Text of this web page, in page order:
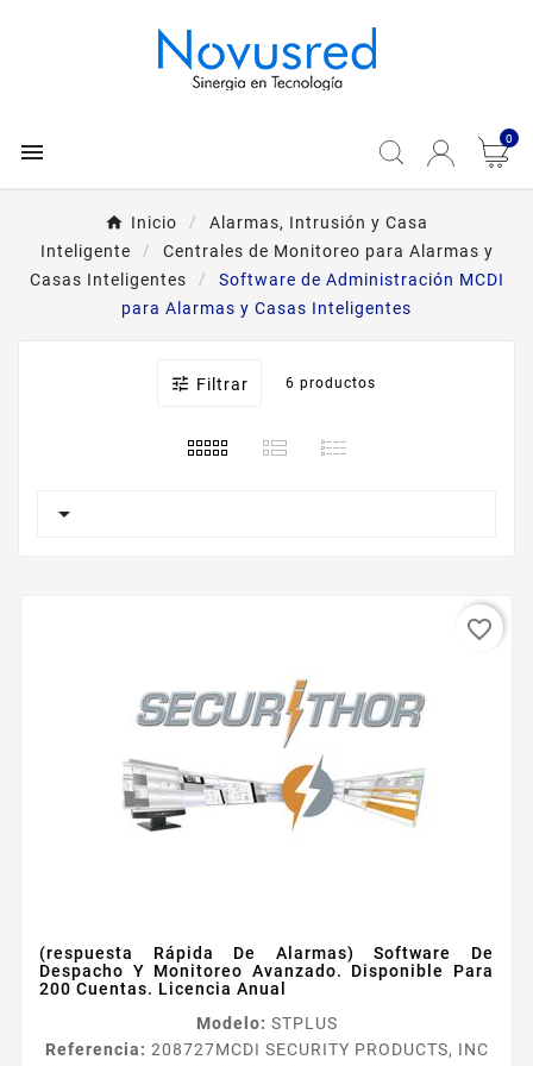
 0
Inicio
Alarmas, Intrusión y Casa
Inteligente
Centrales de Monitoreo para Alarmas y
Casas Inteligentes
Software de Administración MCDI
para Alarmas y Casas Inteligentes
 Filtrar 6 productos

(respuesta Rápida De Alarmas) Software De
Despacho Y Monitoreo Avanzado. Disponible Para
200 Cuentas. Licencia Anual
Modelo: STPLUS
Referencia: 208727MCDI SECURITY PRODUCTS, INC
favorite_border